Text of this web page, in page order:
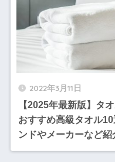
2022年3月11日
【2025年最新版】タ
おすすめ高級タオル
ンドやメーカーなど紹